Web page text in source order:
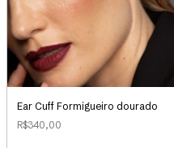
Ear Cuff Formigueiro dourado
R$340,00